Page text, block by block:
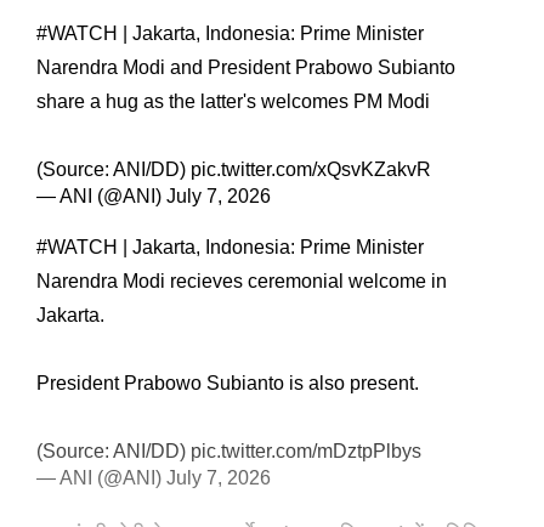
#WATCH
| Jakarta, Indonesia: Prime Minister
Narendra Modi and President Prabowo Subianto
share a hug as the latter's welcomes PM Modi
(Source: ANI/DD) pic.twitter.com/xQsvKZakvR
— ANI (@ANI) July 7, 2026
#WATCH
| Jakarta, Indonesia: Prime Minister
Narendra Modi recieves ceremonial welcome in
Jakarta.
President Prabowo Subianto is also present.
(Source: ANI/DD) pic.twitter.com/mDztpPlbys
— ANI (@ANI) July 7, 2026